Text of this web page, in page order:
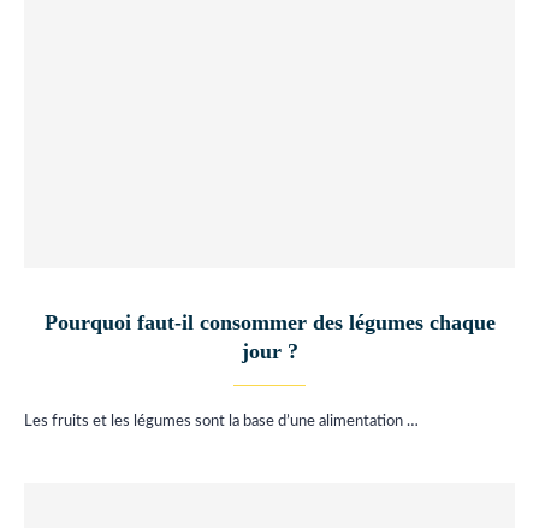
Pourquoi faut-il consommer des légumes chaque
jour ?
Les fruits et les légumes sont la base d’une alimentation …